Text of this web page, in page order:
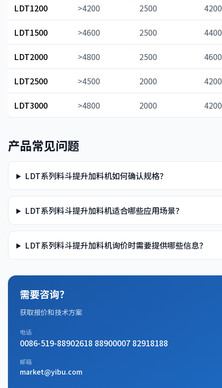
LDT1200 >4200 2500 4200
LDT1500 >4600 2500 4400
LDT2000 >4800 2500 4600
LDT2500 >4500 2000 4200
LDT3000 >4800 2000 4200
产品常见问题
LDT系列料斗提升加料机如何确认规格？
LDT系列料斗提升加料机适合哪些应用场景？
LDT系列料斗提升加料机询价时需要提供哪些信息？
需要咨询？
获取报价和技术方案
电话
0086-519-88902618 88900007 82918188
邮箱
market@yibu.com